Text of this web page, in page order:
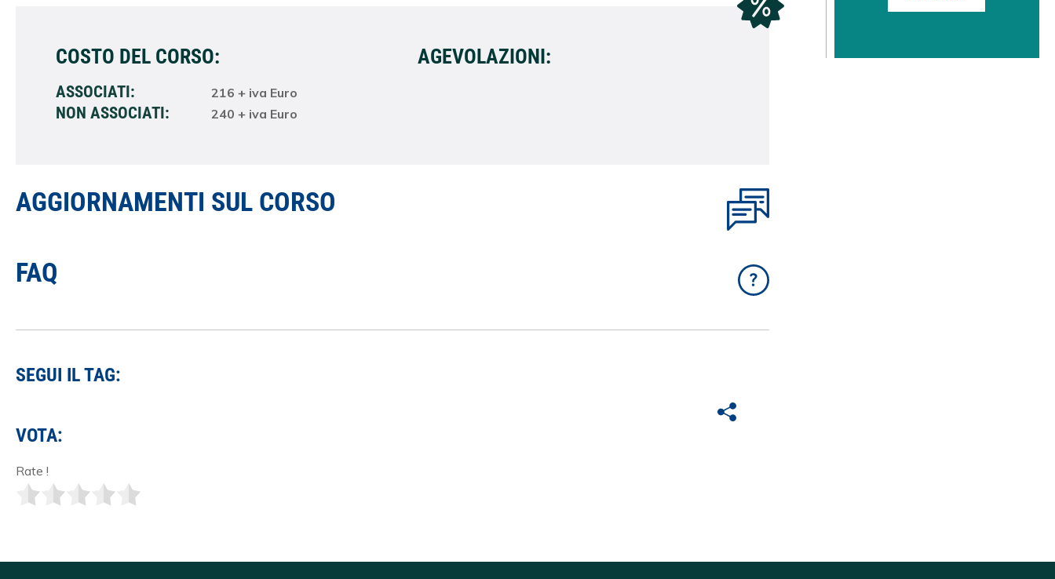
COSTO DEL CORSO:
ASSOCIATI: 216 + iva Euro
NON ASSOCIATI: 240 + iva Euro
AGEVOLAZIONI:
AGGIORNAMENTI SUL CORSO
FAQ
SEGUI IL TAG:
VOTA:
Rate !